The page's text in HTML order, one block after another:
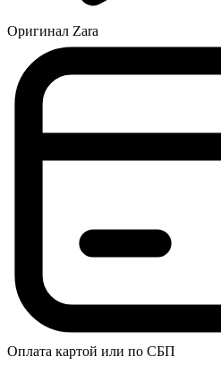
Оригинал Zara
Оплата картой или по СБП